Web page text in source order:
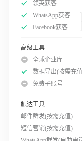
领英获客
WhatsApp获客
Facebook获客
高级工具
全球企业库
数据导出(按需充
免费子账号
触达工具
邮件群发(按需充值)
短信营销(按需充值)